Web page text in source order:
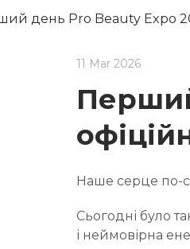
11 Mar 2026
Наше серце по-
Сьогодні було
і неймовірна